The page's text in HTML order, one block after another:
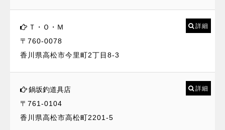
Ｔ・Ｏ・Ｍ
〒760-0078
香川県高松市今里町2丁目8-3
詳細
鍋坂釣道具店
〒761-0104
香川県高松市高松町2201-5
詳細